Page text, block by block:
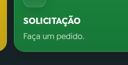
SOLICITAÇÃO
Faça um pedido.